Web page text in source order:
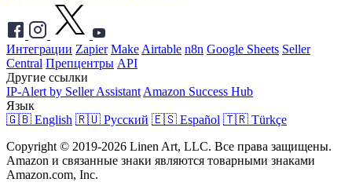
Интеграции Zapier Make Airtable n8n Google Sheets Seller
Central Препцентры API
Другие ссылки
IP-Alert by Seller Assistant Amazon Success Hub
Язык
🇬🇧 English 🇷🇺 Русский 🇪🇸 Español 🇹🇷 Türkçe
Copyright © 2019-2026 Linen Art, LLC. Все права защищены.
Amazon и связанные знаки являются товарными знаками
Amazon.com, Inc.